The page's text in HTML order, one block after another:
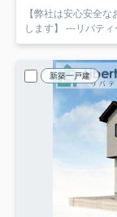
【弊社は安心安全
します】 ---リバテ
新築一戸建